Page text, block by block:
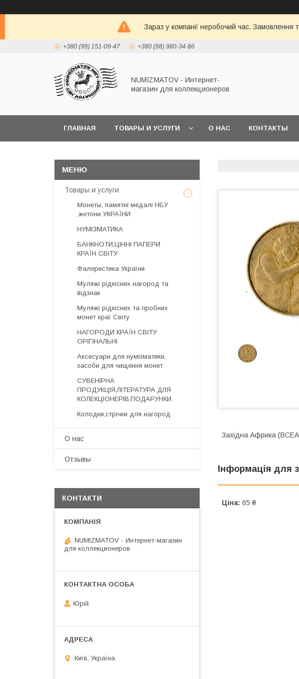
Зараз у компанії неробочий час. Замовлення
+380 (99) 151-09-47 +380 (98) 980-34-86
NUMIZMATOV - Интернет-
магазин для коллекционеров
ГЛАВНАЯ ТОВАРЫ И УСЛУГИ О НАС КОНТАКТЫ
Західна Африка
Інформація для
Ціна: 65 ₴
Товары и услуги
Монеты, памятні медалі НБУ
,жетони УКРАЇНИ
НУМІЗМАТИКА
БАНКНОТИ,ЦІННІ ПАПЕРИ
КРАЇН СВІТУ
Фалеристика України
Муляжі рідкісних нагород та
відзнак
Муляжі рідкісних та пробних
монет краї Світу
НАГОРОДИ КРАЇН СВІТУ
ОРІГІНАЛЬНІ
Аксесуари для нумізматики,
засоби для чищення монет
СУВЕНІРНА
ПРОДУКЦІЯ,ЛІТЕРАТУРА ДЛЯ
КОЛЕКЦІОНЕРІВ,ПОДАРУНКИ
Колодки,стрічки для нагород
О нас
Отзывы
КОНТАКТИ
NUMIZMATOV - Интернет-магазин
для коллекционеров
Юрій
Київ, Україна